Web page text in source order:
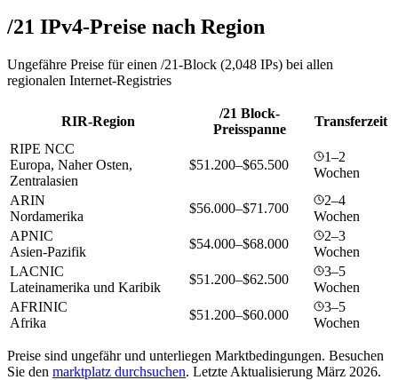
/21 IPv4-Preise nach Region
Ungefähre Preise für einen /21-Block (2,048 IPs) bei allen
regionalen Internet-Registries
RIR-Region
/21 Block-
Preisspanne
Transferzeit
RIPE NCC
Europa, Naher Osten,
Zentralasien
$51.200–$65.500
1–2
Wochen
ARIN
Nordamerika
$56.000–$71.700
2–4
Wochen
APNIC
Asien-Pazifik
$54.000–$68.000
2–3
Wochen
LACNIC
Lateinamerika und Karibik
$51.200–$62.500
3–5
Wochen
AFRINIC
Afrika
$51.200–$60.000
3–5
Wochen
Preise sind ungefähr und unterliegen Marktbedingungen. Besuchen
Sie den marktplatz durchsuchen. Letzte Aktualisierung März 2026.